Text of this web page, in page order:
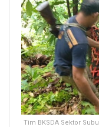
Tim BKSDA Sektor